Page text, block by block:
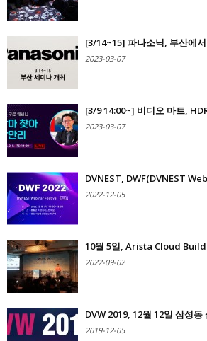
[3/14~15] 파나소닉, 부산에
2023-03-07
[3/9 14:00~] 비디오 마트,
2023-03-07
DVNEST, DWF(DVNEST
2022-12-05
10월 5일, Arista Cloud
2022-09-02
DVW 2019, 12월 12일 삼성
2019-12-05